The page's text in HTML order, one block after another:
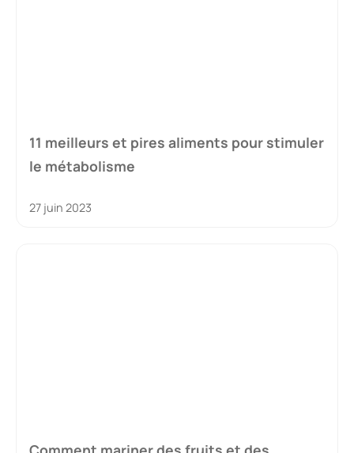
11 meilleurs et pires aliments pour stimuler
le métabolisme
27 juin 2023